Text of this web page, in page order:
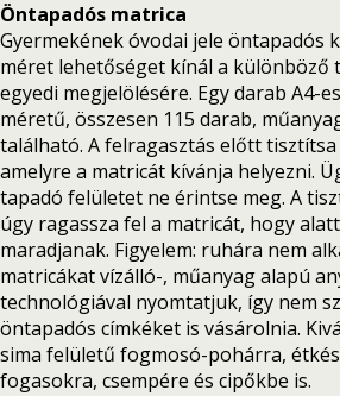
Öntapadós matrica
Gyermekének óvodai jele öntapadós
méret lehetőséget kínál a különböző
egyedi megjelölésére. Egy darab A4-
méretű, összesen 115 darab,
található. A felragasztás előtt
amelyre a matricát kívánja helyezni.
tapadó felületet ne érintse meg. A
úgy ragassza fel a matricát, hogy
maradjanak. Figyelem: ruhára nem
matricákat vízálló-, műanyag alapú
technológiával nyomtatjuk, így nem
öntapadós címkéket is vásárolnia.
sima felületű fogmosó-pohárra,
fogasokra, csempére és cipőkbe is.